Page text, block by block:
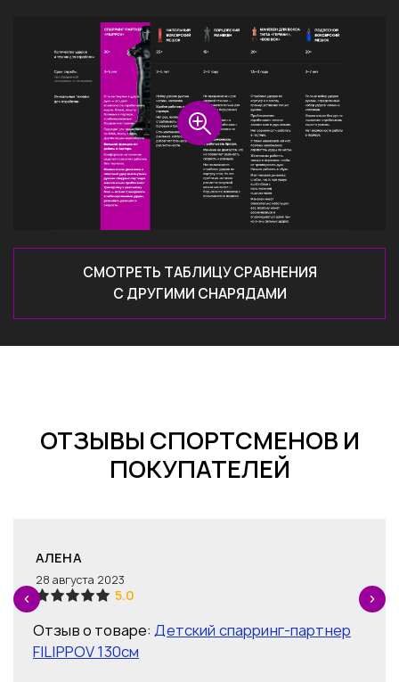
Основание: контейнер, наполненный песком.
Упаковка: надежный контейнер-мешок из
прочного ПВХ-материала
СМОТРЕТЬ ТАБЛИЦУ СРАВНЕНИЯ
С ДРУГИМИ СНАРЯДАМИ
ОТЗЫВЫ СПОРТСМЕНОВ И
ПОКУПАТЕЛЕЙ
АЛЕНА
28 августа 2023
5.0
Отзыв о товаре:Детский спарринг-партнер
FILIPPOV 130см